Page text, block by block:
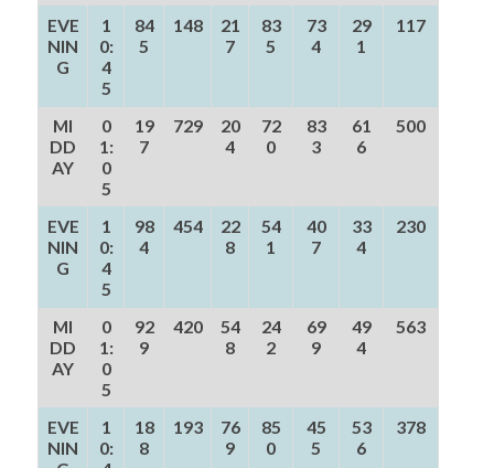
EVE
NIN
G
1
0:
4
5
84
5
148
21
7
83
5
73
4
29
1
117
MI
DD
AY
0
1:
0
5
19
7
729
20
4
72
0
83
3
61
6
500
EVE
NIN
G
1
0:
4
5
98
4
454
22
8
54
1
40
7
33
4
230
MI
DD
AY
0
1:
0
5
92
9
420
54
8
24
2
69
9
49
4
563
EVE
NIN
1
0:
18
8
193
76
9
85
0
45
5
53
6
378